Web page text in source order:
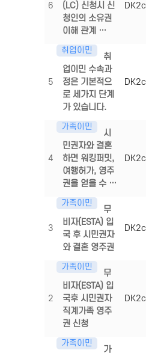
6
(LC) 신청시 신
청인의 소유권
이해 관계 …
5
취업이민
취
업이민 수속과
정은 기본적으
로 세가지 단계
가 있습니다.
4
가족이민
시
민권자와 결혼
하면 워킹퍼밋,
여행허가, 영주
권을 얻을 수 …
3
가족이민
무
비자(ESTA) 입
국 후 시민권자
와 결혼 영주권
2
가족이민
무
비자(ESTA) 입
국후 시민권자
직계가족 영주
권 신청
가족이민
가